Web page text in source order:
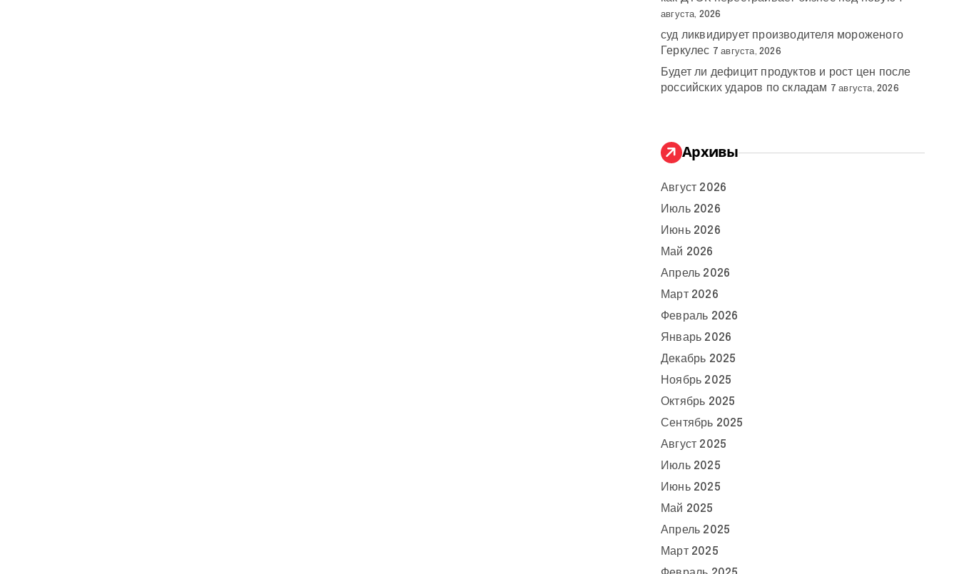
августа, 2026
суд ликвидирует производителя мороженого
Геркулес 7 августа, 2026
Будет ли дефицит продуктов и рост цен после
российских ударов по складам 7 августа, 2026
Архивы
Август 2026
Июль 2026
Июнь 2026
Май 2026
Апрель 2026
Март 2026
Февраль 2026
Январь 2026
Декабрь 2025
Ноябрь 2025
Октябрь 2025
Сентябрь 2025
Август 2025
Июль 2025
Июнь 2025
Май 2025
Апрель 2025
Март 2025